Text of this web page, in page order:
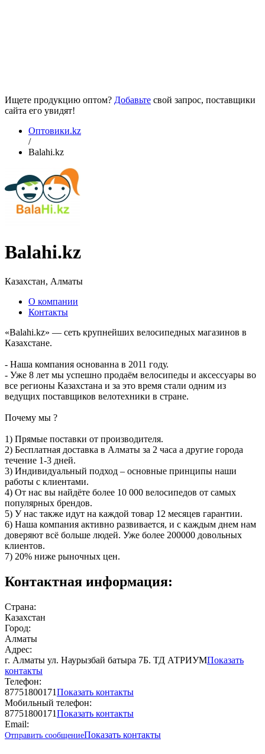
Ищете продукцию оптом? Добавьте свой запрос, поставщики
сайта его увидят!
Оптовики.kz
/
Balahi.kz
Balahi.kz
Казахстан, Алматы
О компании
Контакты
«Balahi.kz» — сеть крупнейших велосипедных магазинов в
Казахстане.
- Наша компания основанна в 2011 году.
- Уже 8 лет мы успешно продаём велосипеды и аксессуары во
все регионы Казахстана и за это время стали одним из
ведущих поставщиков велотехники в стране.
Почему мы ?
1) Прямые поставки от производителя.
2) Бесплатная доставка в Алматы за 2 часа а другие города
течение 1-3 дней.
3) Индивидуальный подход – основные принципы наши
работы с клиентами.
4) От нас вы найдёте более 10 000 велосипедов от самых
популярных брендов.
5) У нас также идут на каждой товар 12 месяцев гарантии.
6) Наша компания активно развивается, и с каждым днем нам
доверяют всё больше людей. Уже более 200000 довольных
клиентов.
7) 20% ниже рыночных цен.
Контактная информация:
Страна:
Казахстан
Город:
Алматы
Адрес:
г. Алматы ул. Наурызбай батыра 7Б. ТД АТРИУМПоказать
контакты
Телефон:
87751800171Показать контакты
Мобильный телефон:
87751800171Показать контакты
Email:
Отправить сообщениеПоказать контакты